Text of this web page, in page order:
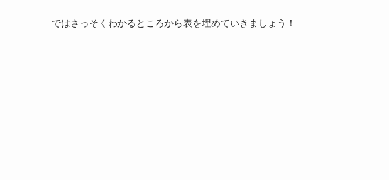
ではさっそくわかるところから表を埋めていきましょう！